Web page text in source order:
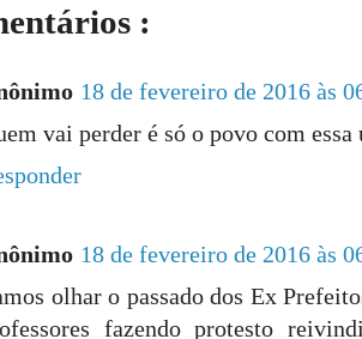
:
18 de fevereiro de 2016 às
vai perder é só o povo com essa
18 de fevereiro de 2016 às
olhar o passado dos Ex
fazendo protesto